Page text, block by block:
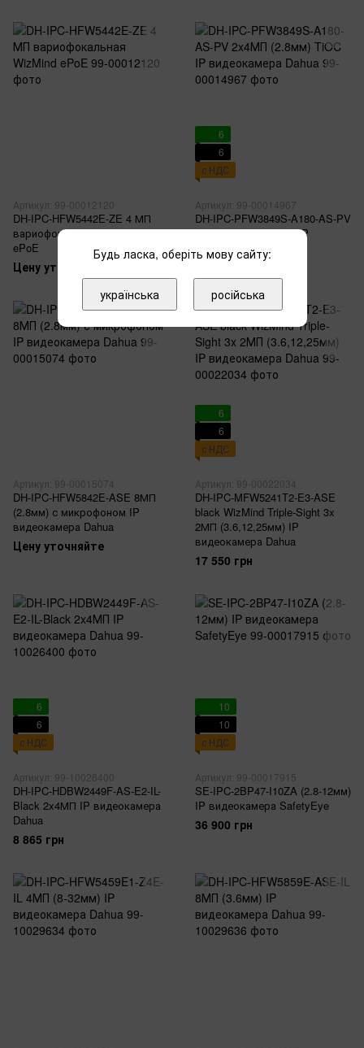
Артикул: 99-00012120
DH-IPC-HFW5442E-ZE 4 МП
вариофокальная WizMind
ePoE
Цену уточняйте
6
6
с НДС
Артикул: 99-00014967
DH-IPC-PFW3849S-A180-AS-PV
2x4МП (2.8мм) TiOC IP
видеокамера Dahua
Артикул: 99-00015074
DH-IPC-HFW5842E-ASE 8МП
(2.8мм) с микрофоном IP
видеокамера Dahua
Цену уточняйте
6
6
с НДС
Артикул: 99-00022034
DH-IPC-MFW5241T2-E3-ASE
black WizMind Triple-Sight 3x
2МП (3.6,12,25мм) IP
видеокамера Dahua
17 550 грн
6
6
с НДС
Артикул: 99-10026400
DH-IPC-HDBW2449F-AS-E2-IL-
Black 2x4МП IP видеокамера
Dahua
8 865 грн
10
10
с НДС
Артикул: 99-00017915
SE-IPC-2BP47-I10ZA (2.8-12мм)
IP видеокамера SafetyEye
36 900 грн
Будь ласка, оберіть мову сайту:
українська російська